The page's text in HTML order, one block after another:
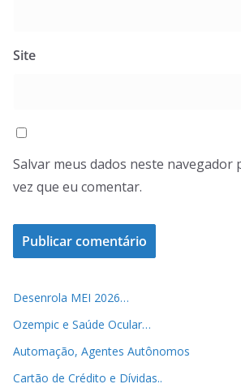
Site
Salvar meus dados neste navegador
vez que eu comentar.
Desenrola MEI 2026…
Ozempic e Saúde Ocular…
Automação, Agentes Autônomos
Cartão de Crédito e Dívidas..